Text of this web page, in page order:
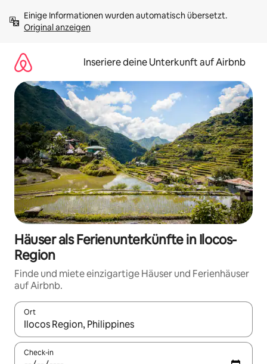
Inhalten
springenOriginal anzeigen
Inseriere deine Unterkunft auf Airbnb
Häuser als Ferienunterkünfte in Ilocos-
Region
Finde und miete einzigartige Häuser und Ferienhäuser
auf Airbnb.
Ort
Wenn Ergebnisse verfügbar sind, navigiere mit den
Check-in